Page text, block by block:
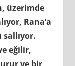
üzerimde
Rana’a
sallıyor.
eğilir,
ve bir